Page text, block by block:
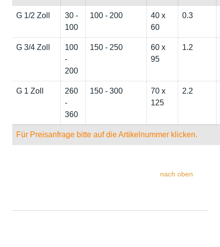
G 1/2 Zoll
30 -
100
100 - 200
40 x
60
0.3
G 3/4 Zoll
100
-
200
150 - 250
60 x
95
1.2
G 1 Zoll
260
-
360
150 - 300
70 x
125
2.2
Für Preisanfrage bitte auf die Artikelnummer klicken.
nach oben